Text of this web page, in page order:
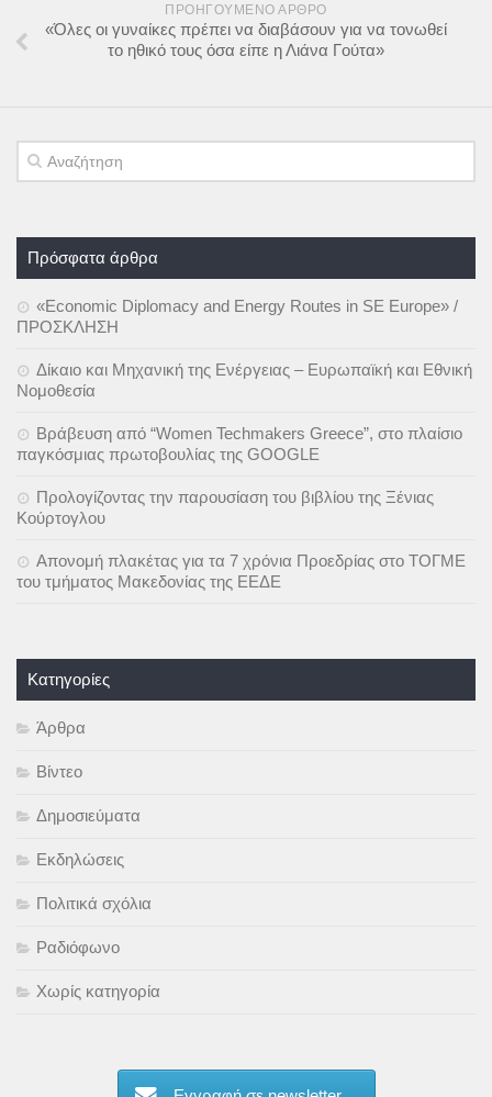
ΠΡΟΗΓΟΎΜΕΝΟ ΆΡΘΡΟ
«Όλες οι γυναίκες πρέπει να διαβάσουν για να τονωθεί
το ηθικό τους όσα είπε η Λιάνα Γούτα»
Πρόσφατα άρθρα
«Economic Diplomacy and Energy Routes in SE Europe» /
ΠΡΟΣΚΛΗΣΗ
Δίκαιο και Μηχανική της Ενέργειας – Ευρωπαϊκή και Εθνική
Νομοθεσία
Βράβευση από “Women Techmakers Greece”, στο πλαίσιο
παγκόσμιας πρωτοβουλίας της GOOGLE
Προλογίζοντας την παρουσίαση του βιβλίου της Ξένιας
Κούρτογλου
Απονομή πλακέτας για τα 7 χρόνια Προεδρίας στο ΤΟΓΜΕ
του τμήματος Μακεδονίας της ΕΕΔΕ
Kατηγορίες
Άρθρα
Βίντεο
Δημοσιεύματα
Εκδηλώσεις
Πολιτικά σχόλια
Ραδιόφωνο
Χωρίς κατηγορία